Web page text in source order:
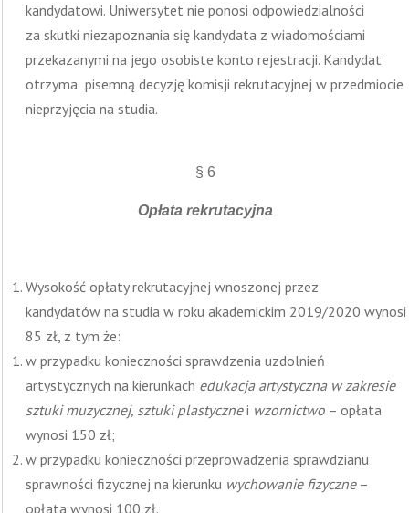
kandydatowi. Uniwersytet nie ponosi odpowiedzialności
za skutki niezapoznania się kandydata z wiadomościami
przekazanymi na jego osobiste konto rejestracji. Kandydat
otrzyma pisemną decyzję komisji rekrutacyjnej w przedmiocie
nieprzyjęcia na studia.
§ 6
Opłata rekrutacyjna
Wysokość opłaty rekrutacyjnej wnoszonej przez
kandydatów na studia w roku akademickim 2019/2020 wynosi
85 zł, z tym że:
w przypadku konieczności sprawdzenia uzdolnień
artystycznych na kierunkach edukacja artystyczna w zakresie
sztuki muzycznej, sztuki plastycznei wzornictwo – opłata
wynosi 150 zł;
w przypadku konieczności przeprowadzenia sprawdzianu
sprawności fizycznej na kierunku wychowanie fizyczne–
opłata wynosi 100 zł.